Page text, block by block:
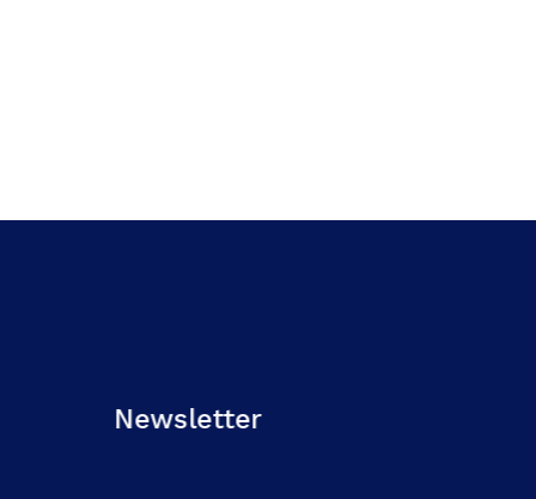
Newsletter